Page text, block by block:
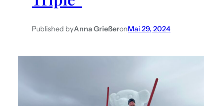
Published byAnna GrießeronMai 29, 2024